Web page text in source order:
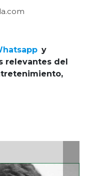
y
relevantes del